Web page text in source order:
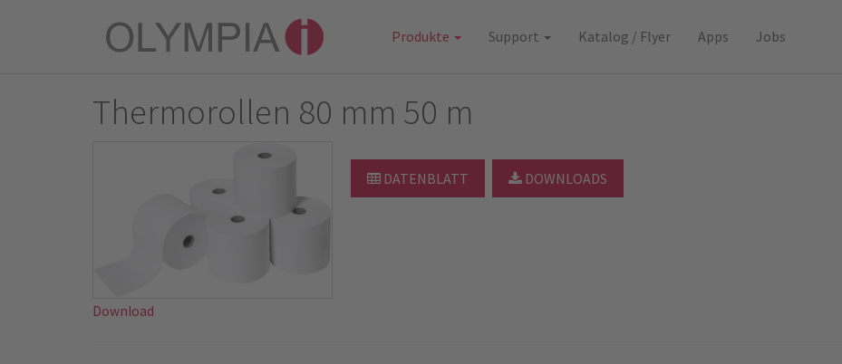
Produkte Support Katalog / Flyer Apps Jobs
Thermorollen 80 mm 50 m
Download
DATENBLATT DOWNLOADS